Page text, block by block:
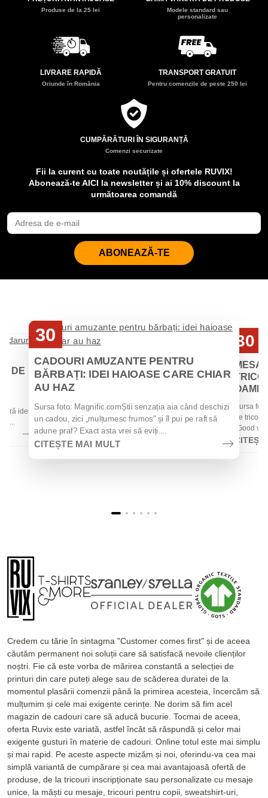
Produse de la 25 lei
Modele standard sau
personalizate
LIVRARE RAPIDĂ
Oriunde în România
TRANSPORT GRATUIT
Pentru comenzile de peste 250 lei
CUMPĂRĂTURI ÎN SIGURANȚĂ
Comenzi securizate
Fii la curent cu toate noutățile și ofertele RUVIX!
Abonează-te AICI la newsletter și ai 10% discount la
următoarea comandă
ABONEAZĂ-TE
DE
idei
la...
30
CADOURI AMUZANTE PENTRU
BĂRBAȚI: IDEI HAIOASE CARE CHIAR
AU HAZ
Sursa foto: Magnific.comȘtii senzația aia când deschizi
un cadou, zici „mulțumesc frumos" și îl pui pe raft să
adune praf? Exact asta vrei să eviți....
CITEȘTE MAI MULT
30
Sursa
de
„Good
Credem cu tărie în sintagma "Customer comes first" și de aceea
căutăm permanent noi soluții care să satisfacă nevoile clienților
noștri. Fie că este vorba de mărirea constantă a selecției de
printuri din care puteți alege sau de scăderea duratei de la
momentul plasării comenzii până la primirea acesteia, încercăm să
mulțumim și cele mai exigente cerințe. Ne dorim să fim acel
magazin de cadouri care să aducă bucurie. Tocmai de aceea,
oferta Ruvix este variată, astfel încât să răspundă și celor mai
exigente gusturi în materie de cadouri. Online totul este mai simplu
și mai rapid. Pe aceste aspecte mizăm și noi, oferindu-va cea mai
simplă variantă de cumpărare și cea mai avantajoasă ofertă de
produse, de la tricouri inscripționate sau personalizate cu mesaje
unice, la măști cu mesaje, tricouri pentru copii, sweatshirt-uri,